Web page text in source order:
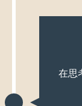
在思